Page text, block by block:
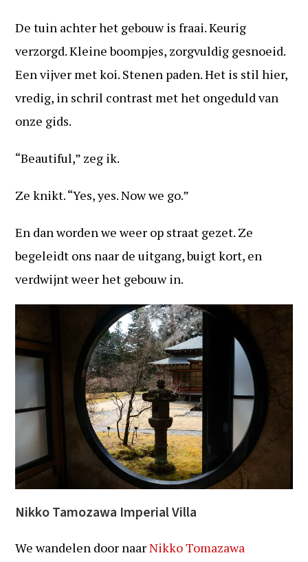
De tuin achter het gebouw is fraai. Keurig
verzorgd. Kleine boompjes, zorgvuldig gesnoeid.
Een vijver met koi. Stenen paden. Het is stil hier,
vredig, in schril contrast met het ongeduld van
onze gids.
“Beautiful,” zeg ik.
Ze knikt. “Yes, yes. Now we go.”
En dan worden we weer op straat gezet. Ze
begeleidt ons naar de uitgang, buigt kort, en
verdwijnt weer het gebouw in.
Nikko Tamozawa Imperial Villa
We wandelen door naarNikko Tomazawa